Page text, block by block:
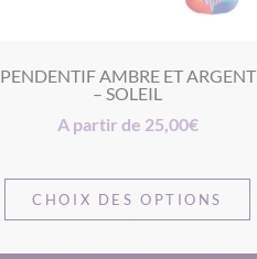
PENDENTIF AMBRE ET ARGENT
– SOLEIL
A partir de 25,00€
CHOIX DES OPTIONS